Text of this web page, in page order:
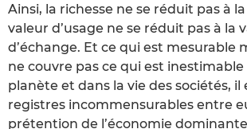
Ainsi, la richesse ne se réduit pas à
valeur d’usage ne se réduit pas à la
d’échange. Et ce qui est mesurable
ne couvre pas ce qui est
planète et dans la vie des sociétés, il
registres incommensurables entre
prétention de l’économie